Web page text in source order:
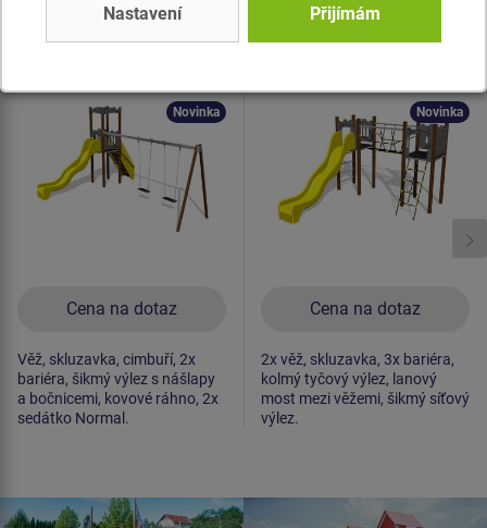
Produkt - UNH-1029K-15
celokovová
Cena na dotaz
Novinka
Věž, skluzavka, cimbuří, 2x
bariéra, šikmý výlez s nášlapy
a bočnicemi, kovové ráhno, 2x
sedátko Normal.
Produkt - UNH-2005K-15
celokovová
Cena na dotaz
Novinka
2x věž, skluzavka, 3x bariéra,
kolmý tyčový výlez, lanový
most mezi věžemi, šikmý síťový
výlez.
Nastavení Přijímám